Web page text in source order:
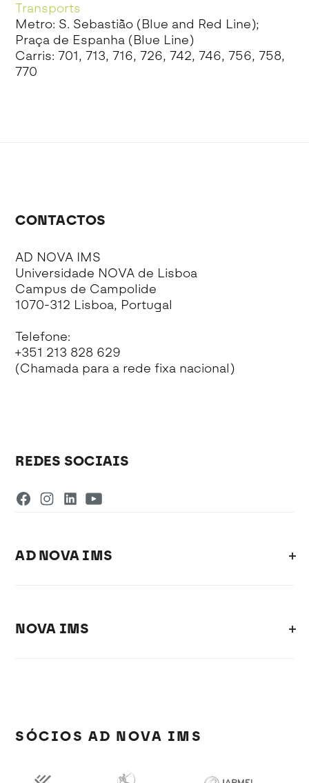
Transports
Metro: S. Sebastião (Blue and Red Line);
Praça de Espanha (Blue Line)
Carris: 701, 713, 716, 726, 742, 746, 756, 758,
770
CONTACTOS
AD NOVA IMS
Universidade NOVA de Lisboa
Campus de Campolide
1070-312 Lisboa, Portugal
Telefone:
+351 213 828 629
(Chamada para a rede fixa nacional)
REDES SOCIAIS
AD NOVA IMS
NOVA IMS
SÓCIOS AD NOVA IMS